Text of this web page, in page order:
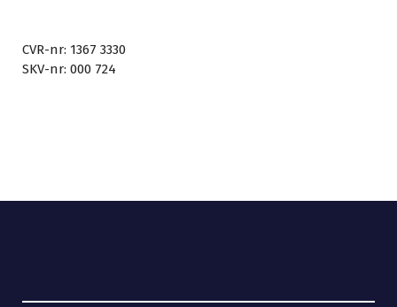
CVR-nr: 1367 3330
SKV-nr: 000 724